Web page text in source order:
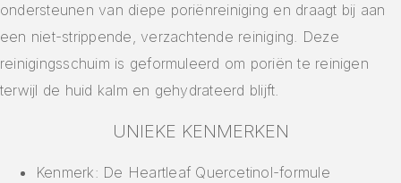
ondersteunen van diepe poriënreiniging en draagt bij aan
een niet-strippende, verzachtende reiniging. Deze
reinigingsschuim is geformuleerd om poriën te reinigen
terwijl de huid kalm en gehydrateerd blijft.
UNIEKE KENMERKEN
Kenmerk: De Heartleaf Quercetinol-formule